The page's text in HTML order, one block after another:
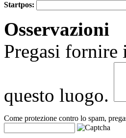
−
Startpos:
Osservazioni
Pregasi fornire
questo luogo.
Come protezione contro lo spam,